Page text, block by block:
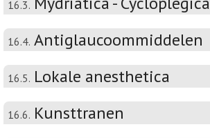
16.3.
16.4. Antiglaucoommiddelen
16.5. Lokale anesthetica
16.6. Kunsttranen